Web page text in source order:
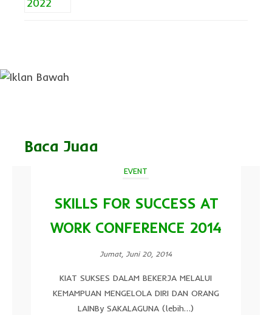
Baca Juga
EVENT
SKILLS FOR SUCCESS AT
WORK CONFERENCE 2014
Jumat, Juni 20, 2014
KIAT SUKSES DALAM BEKERJA MELALUI
KEMAMPUAN MENGELOLA DIRI DAN ORANG
LAINBy SAKALAGUNA (lebih…)